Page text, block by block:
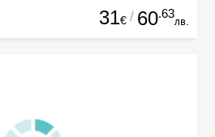
31€ / 60.63
лв.